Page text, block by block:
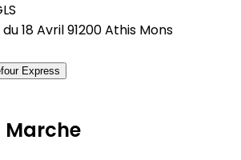
du 18 Avril 91200 Athis Mons
Express
Marche